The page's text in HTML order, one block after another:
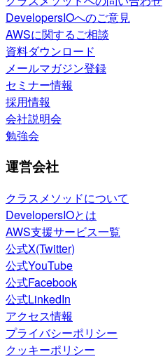
DevelopersIOへのご意見
AWSに関するご相談
資料ダウンロード
メールマガジン登録
セミナー情報
採用情報
会社説明会
勉強会
運営会社
クラスメソッドについて
DevelopersIOとは
AWS支援サービス一覧
公式X(Twitter)
公式YouTube
公式Facebook
公式LinkedIn
アクセス情報
プライバシーポリシー
クッキーポリシー